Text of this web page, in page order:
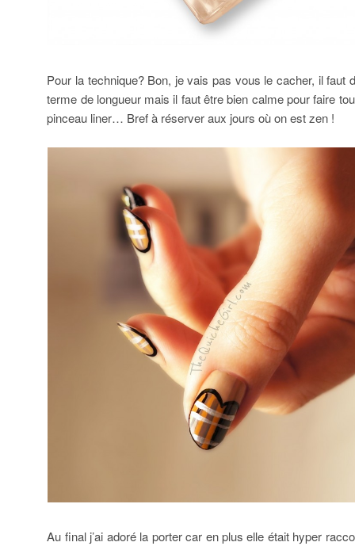
Pour la technique? Bon, je vais pas vous le cacher, il faut
terme de longueur mais il faut être bien calme pour faire
pinceau liner… Bref à réserver aux jours où on est zen !
Au final j’ai adoré la porter car en plus elle était hyper